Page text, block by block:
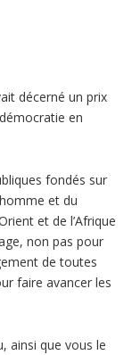
décerné un prix
en
fondés sur
et du
et de l’Afrique
non pas pour
de toutes
faire avancer les
ainsi que vous le